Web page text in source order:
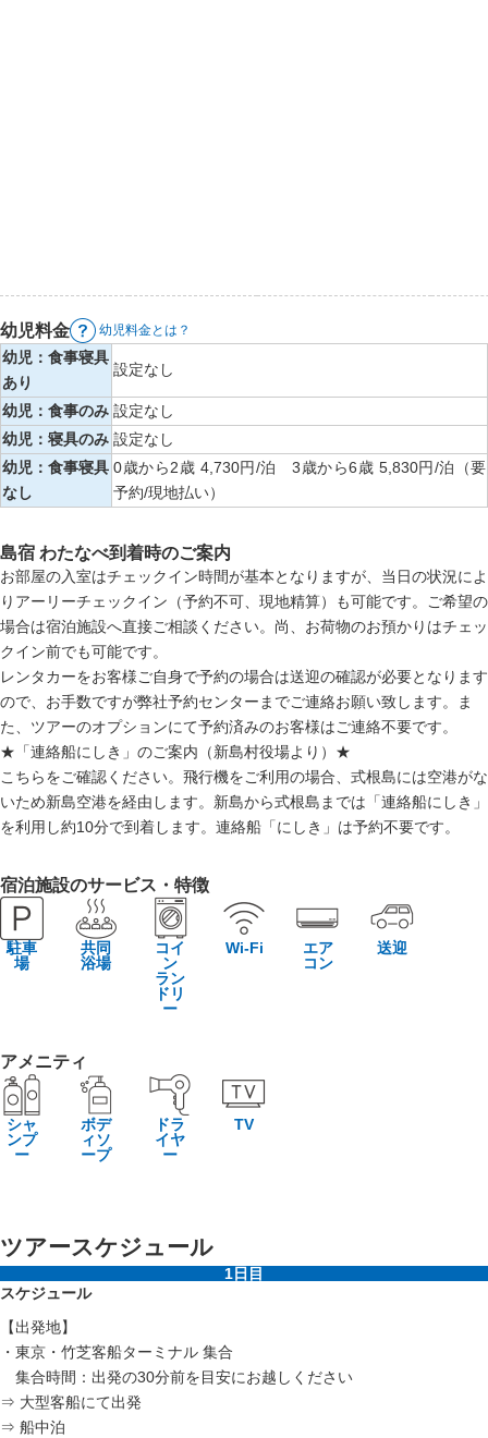
幼児料金 幼児料金とは？
幼児：食事寝具
あり
設定なし
幼児：食事のみ 設定なし
幼児：寝具のみ 設定なし
幼児：食事寝具
なし
0歳から2歳 4,730円/泊 3歳から6歳 5,830円/泊（要
予約/現地払い）
島宿 わたなべ到着時のご案内
お部屋の入室はチェックイン時間が基本となりますが、当日の状況によ
りアーリーチェックイン（予約不可、現地精算）も可能です。ご希望の
場合は宿泊施設へ直接ご相談ください。尚、お荷物のお預かりはチェッ
クイン前でも可能です。
レンタカーをお客様ご自身で予約の場合は送迎の確認が必要となります
ので、お手数ですが弊社予約センターまでご連絡お願い致します。ま
た、ツアーのオプションにて予約済みのお客様はご連絡不要です。
★「連絡船にしき」のご案内（新島村役場より）★
こちらをご確認ください。飛行機をご利用の場合、式根島には空港がな
いため新島空港を経由します。新島から式根島までは「連絡船にしき」
を利用し約10分で到着します。連絡船「にしき」は予約不要です。
宿泊施設のサービス・特徴
駐車
場
共同
浴場
コイ
ン
ラン
ドリ
ー
Wi-Fi
エア
コン
送迎
アメニティ
シャ
ンプ
ー
ボデ
ィソ
ープ
ドラ
イヤ
ー
TV
ツアースケジュール
1日目
スケジュール
【出発地】
・東京・竹芝客船ターミナル 集合
集合時間：出発の30分前を目安にお越しください
⇒ 大型客船にて出発
⇒ 船中泊